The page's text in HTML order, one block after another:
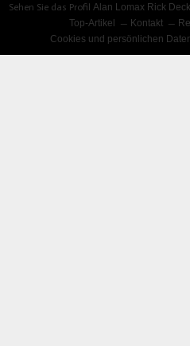
Sehen Sie das ProfilAlan Lomax Rick
Top-Artikel
Kontakt
Cookies und persönlichen